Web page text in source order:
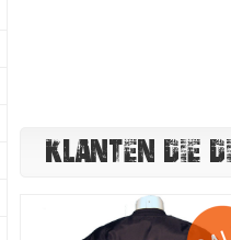
KLANTEN DIE